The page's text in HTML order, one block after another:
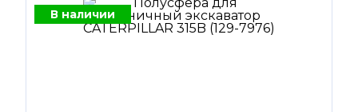
В наличии